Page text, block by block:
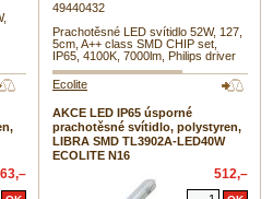
49440432
Prachotěsné LED svítidlo 52W, 127,
5cm, A++ class SMD CHIP set,
IP65, 4100K, 7000lm, Philips driver
Ecolite
AKCE LED IP65 úsporné
prachotěsné svítidlo, polystyren,
LIBRA SMD TL3902A-LED40W
ECOLITE N16
512,–